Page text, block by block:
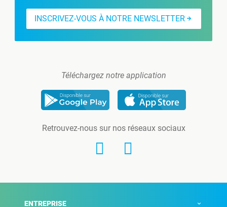
INSCRIVEZ-VOUS À NOTRE NEWSLETTER
Téléchargez notre application
Retrouvez-nous sur nos réseaux sociaux
ENTREPRISE